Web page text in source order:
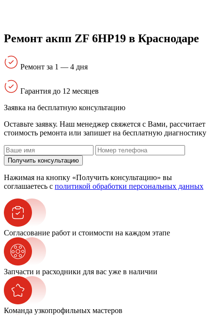
Ремонт акпп ZF 6HP19 в Краснодаре
Ремонт за 1 — 4 дня
Гарантия до 12 месяцев
Заявка на бесплатную консультацию
Оставьте заявку. Наш менеджер свяжется с Вами, расcчитает
стоимость ремонта или запишет на бесплатную диагностику
Получить консультацию
Нажимая на кнопку «Получить консультацию» вы
соглашаетесь с политикой обработки персональных данных
Согласование работ и стоимости на каждом этапе
Запчасти и расходники для вас уже в наличии
Команда узкопрофильных мастеров